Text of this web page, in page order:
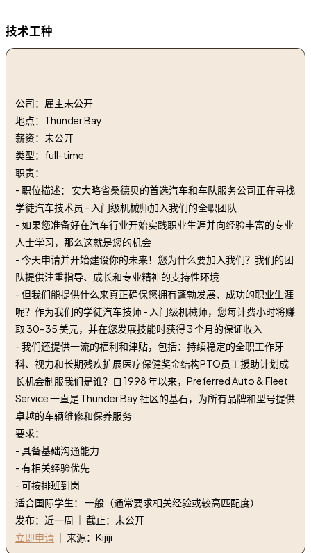
技术工种
公司：雇主未公开
地点：Thunder Bay
薪资：未公开
类型：full-time
职责：
- 职位描述： 安大略省桑德贝的首选汽车和车队服务公司正在寻找
学徒汽车技术员 - 入门级机械师加入我们的全职团队
- 如果您准备好在汽车行业开始实践职业生涯并向经验丰富的专业
人士学习，那么这就是您的机会
- 今天申请并开始建设你的未来！您为什么要加入我们？我们的团
队提供注重指导、成长和专业精神的支持性环境
- 但我们能提供什么来真正确保您拥有蓬勃发展、成功的职业生涯
呢？作为我们的学徒汽车技师 - 入门级机械师，您每计费小时将赚
取 30–35 美元，并在您发展技能时获得 3 个月的保证收入
- 我们还提供一流的福利和津贴，包括：持续稳定的全职工作牙
科、视力和长期残疾扩展医疗保健奖金结构PTO员工援助计划成
长机会制服我们是谁？自 1998 年以来，Preferred Auto & Fleet
Service 一直是 Thunder Bay 社区的基石，为所有品牌和型号提供
卓越的车辆维修和保养服务
要求：
- 具备基础沟通能力
- 有相关经验优先
- 可按排班到岗
适合国际学生： 一般（通常要求相关经验或较高匹配度）
发布：近一周 ｜ 截止：未公开
立即申请 ｜ 来源：Kijiji